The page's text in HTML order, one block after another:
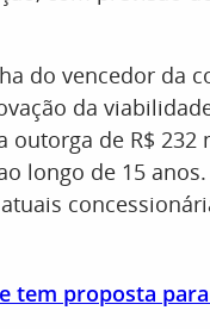
do vencedor da
da
outorga de R$
longo de 15
tem proposta